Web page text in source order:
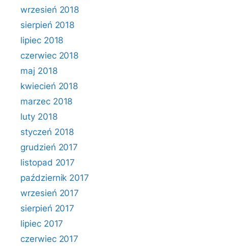
wrzesień 2018
sierpień 2018
lipiec 2018
czerwiec 2018
maj 2018
kwiecień 2018
marzec 2018
luty 2018
styczeń 2018
grudzień 2017
listopad 2017
październik 2017
wrzesień 2017
sierpień 2017
lipiec 2017
czerwiec 2017